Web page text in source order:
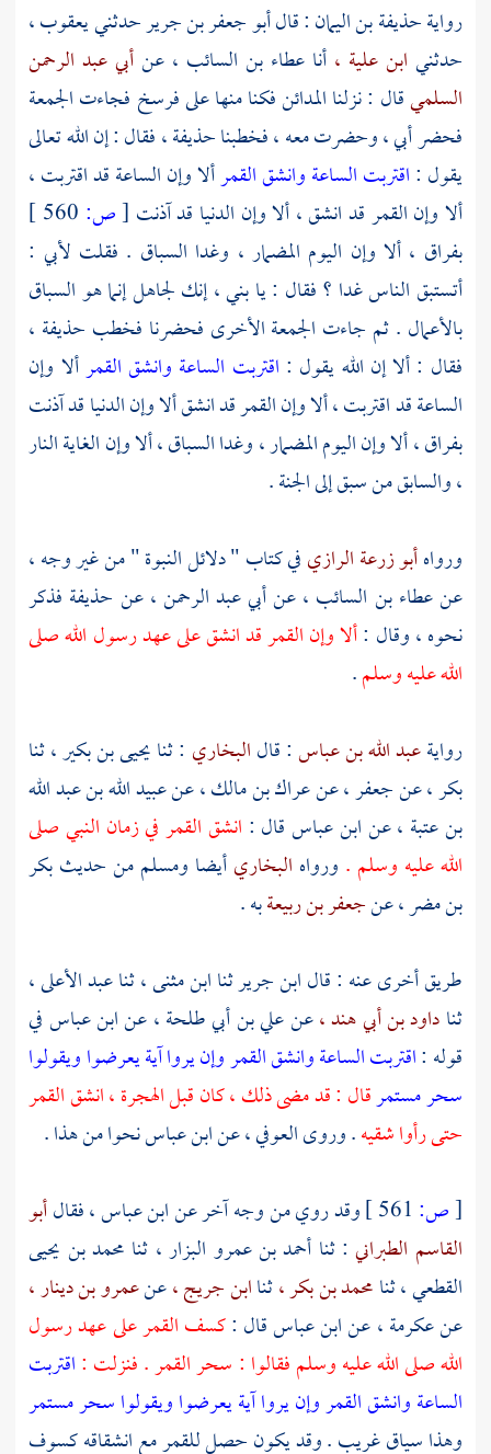
روايةحذيفة بن اليمان: قالأبو جعفر بن جريرحدثنييعقوب ،
حدثني ابن علية ،أناعطاء بن السائب ، عنأبي عبد الرحمن
السلميقال : نزلناالمدائنفكنا منها على فرسخ فجاءت الجمعة
فحضر أبي ، وحضرت معه ، فخطبناحذيفة ،فقال : إن الله تعالى
يقول :اقتربت الساعة وانشق القمرألا وإن الساعة قد اقتربت ،
ألا وإن القمر قد انشق ، ألا وإن الدنيا قد آذنت [ص:
بفراق ، ألا وإن اليوم المضمار ، وغدا السباق . فقلت لأبي :
أتستبق الناس غدا ؟ فقال : يا بني ، إنك لجاهل إنما هو السباق
بالأعمال . ثم جاءت الجمعة الأخرى فحضرنا فخطب حذيفة ،
فقال : ألا إن الله يقول : اقتربت الساعة وانشق القمرألا وإن
الساعة قد اقتربت ، ألا وإن القمر قد انشق ألا وإن الدنيا قد آذنت
بفراق ، ألا وإن اليوم المضمار ، وغدا السباق ، ألا وإن الغاية النار
، والسابق من سبق إلى الجنة .
ورواهأبو زرعة الرازيفي كتاب " دلائل النبوة " من غير وجه ،
عنعطاء بن السائب ،عنأبي عبد الرحمن ،عن حذيفة فذكر
نحوه ، وقال :ألا وإن القمر قد انشق على عهد رسول الله صلى
الله عليه وسلم.
روايةعبد الله بن عباس: قالالبخاري : ثنايحيى بن بكير ،ثنا
بكر ،عنجعفر ،عنعراك بن مالك ،عنعبيد الله بن عبد الله
بن عتبة ،عنابن عباسقال : انشق القمر في زمان النبي صلى
الله عليه وسلم . ورواه البخاريأيضا ومسلممن حديثبكر
بن مضر ،عنجعفر بن ربيعةبه .
طريق أخرى عنه : قالابن جريرثناابن مثنى ،ثناعبد الأعلى ،
ثناداود بن أبي هند ،عنعلي بن أبي طلحة ،عنابن عباسفي
قوله :اقتربت الساعة وانشق القمر وإن يروا آية يعرضوا ويقولوا
سحر مستمرقال : قد مضى ذلك ، كان قبل الهجرة ، انشق القمر
حتى رأوا شقيه. وروىالعوفي ،عنابن عباسنحوا من هذا .
[ص: وقد روي من وجه آخر عنابن عباس ،فقالأبو
القاسم الطبراني : ثنا أحمد بن عمرو البزار ، ثنا محمد بن يحيى
القطعي ،ثنامحمد بن بكر ،ثناابن جريج ،عنعمرو بن دينار ،
عنعكرمة ،عنابن عباسقال :كسف القمر على عهد رسول
الله صلى الله عليه وسلم فقالوا : سحر القمر . فنزلت :اقتربت
الساعة وانشق القمر وإن يروا آية يعرضوا ويقولوا سحر مستمر
وهذا سياق غريب . وقد يكون حصل للقمر مع انشقاقه كسوف